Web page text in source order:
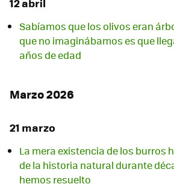
Sabíamos que los olivos eran
que no imaginábamos es que
años de edad
Marzo 2026
21 marzo
La mera existencia de los burros
de la historia natural durante
hemos resuelto